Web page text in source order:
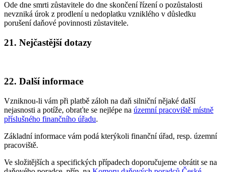
Ode dne smrti zůstavitele do dne skončení řízení o pozůstalosti
nevzniká úrok z prodlení u nedoplatku vzniklého v důsledku
porušení daňové povinnosti zůstavitele.
21. Nejčastější dotazy
22. Další informace
Vzniknou-li vám při platbě záloh na daň silniční nějaké další
nejasnosti a potíže, obraťte se nejlépe na územní pracoviště místně
příslušného finančního úřadu.
Základní informace vám podá kterýkoli finanční úřad, resp. územní
pracoviště.
Ve složitějších a specifických případech doporučujeme obrátit se na